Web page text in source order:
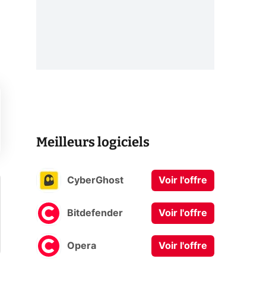
Meilleurs logiciels
CyberGhost Voir l'offre
Bitdefender Voir l'offre
Opera Voir l'offre